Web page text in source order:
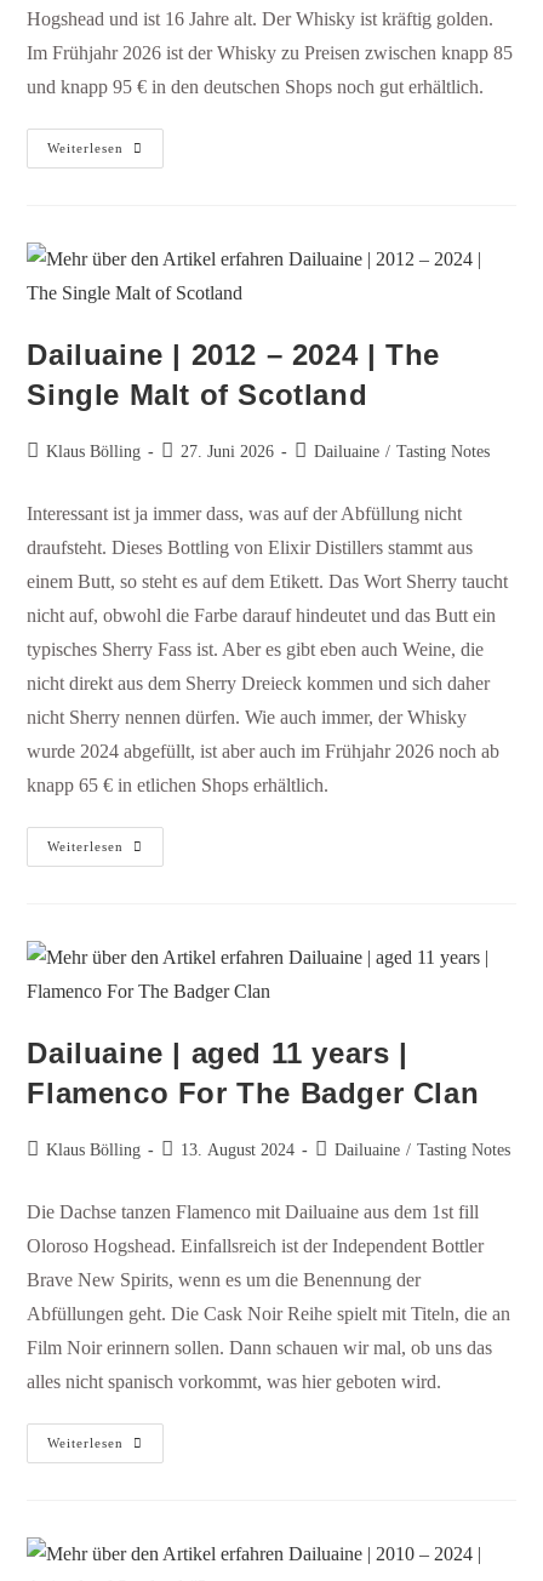
Hogshead und ist 16 Jahre alt. Der Whisky ist kräftig golden.
Im Frühjahr 2026 ist der Whisky zu Preisen zwischen knapp 85
und knapp 95 € in den deutschen Shops noch gut erhältlich.
Weiterlesen
Dailuaine | 2012 – 2024 | The
Single Malt of Scotland
Klaus Bölling 27. Juni 2026 Dailuaine / Tasting Notes
Interessant ist ja immer dass, was auf der Abfüllung nicht
draufsteht. Dieses Bottling von Elixir Distillers stammt aus
einem Butt, so steht es auf dem Etikett. Das Wort Sherry taucht
nicht auf, obwohl die Farbe darauf hindeutet und das Butt ein
typisches Sherry Fass ist. Aber es gibt eben auch Weine, die
nicht direkt aus dem Sherry Dreieck kommen und sich daher
nicht Sherry nennen dürfen. Wie auch immer, der Whisky
wurde 2024 abgefüllt, ist aber auch im Frühjahr 2026 noch ab
knapp 65 € in etlichen Shops erhältlich.
Weiterlesen
Dailuaine | aged 11 years |
Flamenco For The Badger Clan
Klaus Bölling 13. August 2024 Dailuaine / Tasting Notes
Die Dachse tanzen Flamenco mit Dailuaine aus dem 1st fill
Oloroso Hogshead. Einfallsreich ist der Independent Bottler
Brave New Spirits, wenn es um die Benennung der
Abfüllungen geht. Die Cask Noir Reihe spielt mit Titeln, die an
Film Noir erinnern sollen. Dann schauen wir mal, ob uns das
alles nicht spanisch vorkommt, was hier geboten wird.
Weiterlesen